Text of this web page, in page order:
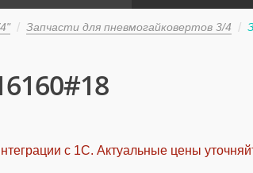
Запчасти для пневмогайковертов 3/4
с 1С. Актуальные цены